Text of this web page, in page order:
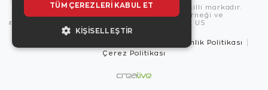
Copyright © 2026, Zen Diamond tescilli markadır.
Zen Diamond Birleşmiş Markalar Derneği ve
Turquality Destek Programı üyesidir. US
Güvenlik Politikası
Çerez Politikası
TÜM ÇEREZLERI KABUL ET
KIŞISELLEŞTIR